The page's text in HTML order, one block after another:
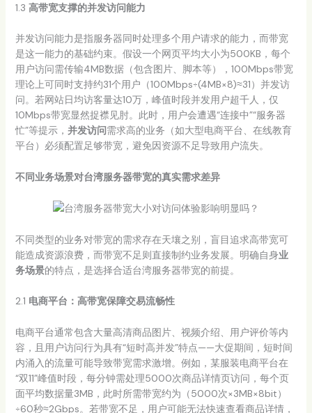
1.3 高带宽支撑的并发访问能力
并发访问能力是指服务器同时处理多个用户请求的能力，而带宽
是这一能力的基础约束。假设一个网页平均大小为500KB，每个
用户访问需传输4MB数据（包含图片、脚本等），100Mbps带宽
理论上可同时支持约31个用户（100Mbps÷(4MB×8)≈31）并发访
问。若网站日均访客量达10万，峰值时段并发用户超千人，仅
10Mbps带宽显然捉襟见肘。此时，用户会遭遇“连接中”“服务器
忙”等提示， 并发访问需求高的业务（如大型电商平台、在线教育
平台）必须配置足够带宽，避免因资源不足导致用户流失。
不同业务场景对台湾服务器带宽的真实需求差异
不同类型的业务对带宽的需求存在天壤之别，盲目追求高带宽可
能造成资源浪费，而带宽不足则直接制约业务发展。明确自身业
务场景的特点，是选择合适台湾服务器带宽的前提。
2.1 电商平台：高带宽保障交易流畅性
电商平台通常包含大量高清商品图片、视频介绍、用户评价等内
容，且用户访问行为具有“短时高并发”特点——大促期间，短时间
内涌入的流量可能导致带宽需求激增。例如，某服装电商平台在
“双11”峰值时段，每分钟需处理5000次商品详情页访问，每个页
面平均数据量3MB，此时所需带宽约为（5000次×3MB×8bit）
÷60秒≈2Gbps。若带宽不足，用户可能无法快速查看商品详情，